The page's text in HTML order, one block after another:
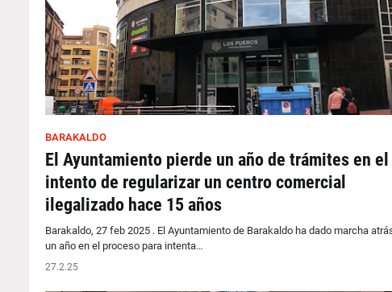
BARAKALDO
El Ayuntamiento pierde un año de trámites en el
intento de regularizar un centro comercial
ilegalizado hace 15 años
Barakaldo, 27 feb 2025 . El Ayuntamiento de Barakaldo ha dado marcha
un año en el proceso para intenta…
27.2.25